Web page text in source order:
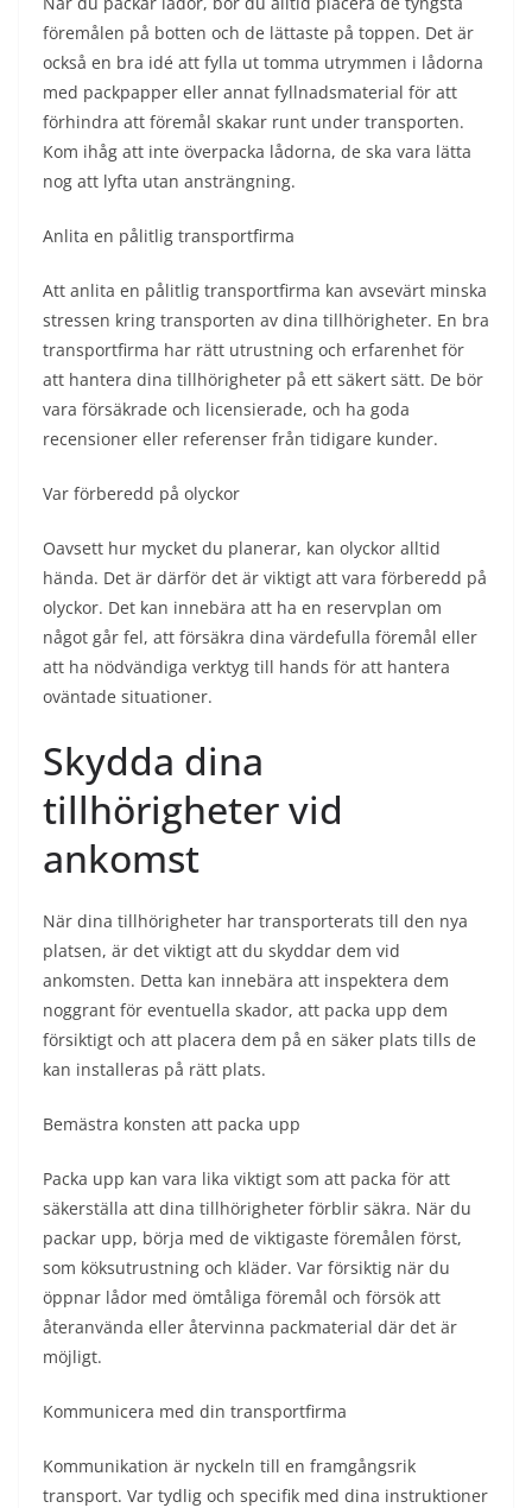
föremålen på botten och de lättaste på toppen. Det är
också en bra idé att fylla ut tomma utrymmen i lådorna
med packpapper eller annat fyllnadsmaterial för att
förhindra att föremål skakar runt under transporten.
Kom ihåg att inte överpacka lådorna, de ska vara lätta
nog att lyfta utan ansträngning.
Anlita en pålitlig transportfirma
Att anlita en pålitlig transportfirma kan avsevärt minska
stressen kring transporten av dina tillhörigheter. En bra
transportfirma har rätt utrustning och erfarenhet för
att hantera dina tillhörigheter på ett säkert sätt. De bör
vara försäkrade och licensierade, och ha goda
recensioner eller referenser från tidigare kunder.
Var förberedd på olyckor
Oavsett hur mycket du planerar, kan olyckor alltid
hända. Det är därför det är viktigt att vara förberedd på
olyckor. Det kan innebära att ha en reservplan om
något går fel, att försäkra dina värdefulla föremål eller
att ha nödvändiga verktyg till hands för att hantera
oväntade situationer.
Skydda dina
tillhörigheter vid
ankomst
När dina tillhörigheter har transporterats till den nya
platsen, är det viktigt att du skyddar dem vid
ankomsten. Detta kan innebära att inspektera dem
noggrant för eventuella skador, att packa upp dem
försiktigt och att placera dem på en säker plats tills de
kan installeras på rätt plats.
Bemästra konsten att packa upp
Packa upp kan vara lika viktigt som att packa för att
säkerställa att dina tillhörigheter förblir säkra. När du
packar upp, börja med de viktigaste föremålen först,
som köksutrustning och kläder. Var försiktig när du
öppnar lådor med ömtåliga föremål och försök att
återanvända eller återvinna packmaterial där det är
möjligt.
Kommunicera med din transportfirma
Kommunikation är nyckeln till en framgångsrik
transport. Var tydlig och specifik med dina instruktioner